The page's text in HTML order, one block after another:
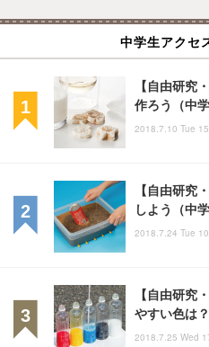
中学生アクセ
【自由研究
作ろう（中学
2018.7.10 Tue
【自由研究
しよう（中
2018.7.24 Tue
【自由研究
やすい色は
2018.7.25 Wed